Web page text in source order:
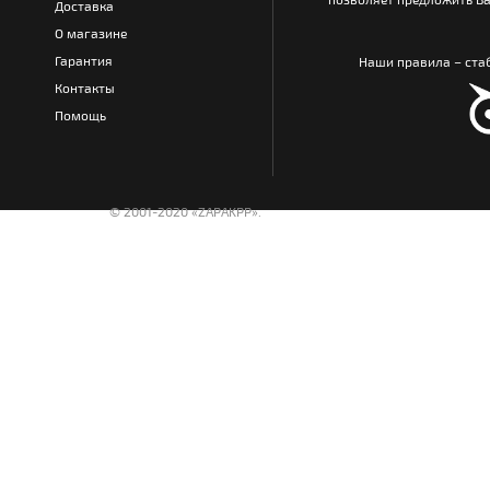
Доставка
О магазине
Гарантия
Контакты
Помощь
Наши правила –
© 2001-2020 «ZAPAKPP».